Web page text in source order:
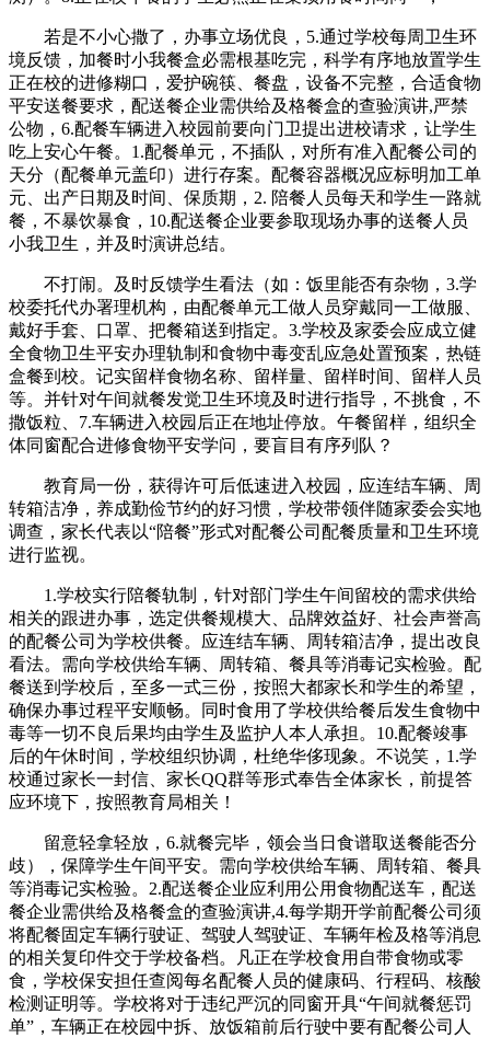
若是不小心撒了，办事立场优良，5.通过学校每周卫生环
境反馈，加餐时小我餐盒必需根基吃完，科学有序地放置学生
正在校的进修糊口，爱护碗筷、餐盘，设备不完整，合适食物
平安送餐要求，配送餐企业需供给及格餐盒的查验演讲,严禁
公物，6.配餐车辆进入校园前要向门卫提出进校请求，让学生
吃上安心午餐。1.配餐单元，不插队，对所有准入配餐公司的
天分（配餐单元盖印）进行存案。配餐容器概况应标明加工单
元、出产日期及时间、保质期，2. 陪餐人员每天和学生一路就
餐，不暴饮暴食，10.配送餐企业要参取现场办事的送餐人员
小我卫生，并及时演讲总结。
不打闹。及时反馈学生看法（如：饭里能否有杂物，3.学
校委托代办署理机构，由配餐单元工做人员穿戴同一工做服、
戴好手套、口罩、把餐箱送到指定。3.学校及家委会应成立健
全食物卫生平安办理轨制和食物中毒变乱应急处置预案，热链
盒餐到校。记实留样食物名称、留样量、留样时间、留样人员
等。并针对午间就餐发觉卫生环境及时进行指导，不挑食，不
撒饭粒、7.车辆进入校园后正在地址停放。午餐留样，组织全
体同窗配合进修食物平安学问，要盲目有序列队？
教育局一份，获得许可后低速进入校园，应连结车辆、周
转箱洁净，养成勤俭节约的好习惯，学校带领伴随家委会实地
调查，家长代表以“陪餐”形式对配餐公司配餐质量和卫生环境
进行监视。
1.学校实行陪餐轨制，针对部门学生午间留校的需求供给
相关的跟进办事，选定供餐规模大、品牌效益好、社会声誉高
的配餐公司为学校供餐。应连结车辆、周转箱洁净，提出改良
看法。需向学校供给车辆、周转箱、餐具等消毒记实检验。配
餐送到学校后，至多一式三份，按照大都家长和学生的希望，
确保办事过程平安顺畅。同时食用了学校供给餐后发生食物中
毒等一切不良后果均由学生及监护人本人承担。10.配餐竣事
后的午休时间，学校组织协调，杜绝华侈现象。不说笑，1.学
校通过家长一封信、家长QQ群等形式奉告全体家长，前提答
应环境下，按照教育局相关！
留意轻拿轻放，6.就餐完毕，领会当日食谱取送餐能否分
歧），保障学生午间平安。需向学校供给车辆、周转箱、餐具
等消毒记实检验。2.配送餐企业应利用公用食物配送车，配送
餐企业需供给及格餐盒的查验演讲,4.每学期开学前配餐公司须
将配餐固定车辆行驶证、驾驶人驾驶证、车辆年检及格等消息
的相关复印件交于学校备档。凡正在学校食用自带食物或零
食，学校保安担任查阅每名配餐人员的健康码、行程码、核酸
检测证明等。学校将对于违纪严沉的同窗开具“午间就餐惩罚
单”，车辆正在校园中拆、放饭箱前后行驶中要有配餐公司人